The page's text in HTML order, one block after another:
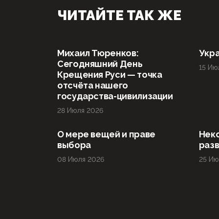
ЧИТАЙТЕ ТАК ЖЕ
Михаил Тюренков:
Сегодняшний День
Крещения Руси — точка
отсчёта нашего
государства-цивилизации
28 Июля 2026
15
О мере вещей и праве
выбора
08 Июля 2026 25